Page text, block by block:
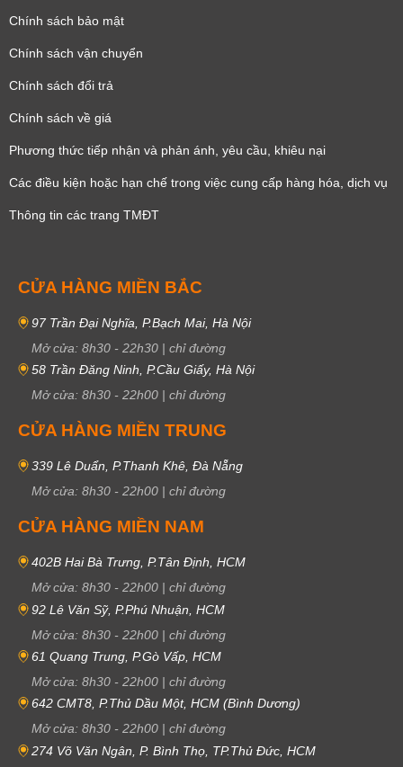
Chính sách bảo mật
Chính sách vận chuyển
Chính sách đổi trả
Chính sách về giá
Phương thức tiếp nhận và phản ánh, yêu cầu, khiêu nại
Các điều kiện hoặc hạn chế trong việc cung cấp hàng hóa, dịch vụ
Thông tin các trang TMĐT
CỬA HÀNG MIỀN BẮC
97 Trần Đại Nghĩa, P.Bạch Mai, Hà Nội
Mở cửa: 8h30 - 22h30 | chỉ đường
58 Trần Đăng Ninh, P.Cầu Giấy, Hà Nội
Mở cửa: 8h30 - 22h00 | chỉ đường
CỬA HÀNG MIỀN TRUNG
339 Lê Duẩn, P.Thanh Khê, Đà Nẵng
Mở cửa: 8h30 - 22h00 | chỉ đường
CỬA HÀNG MIỀN NAM
402B Hai Bà Trưng, P.Tân Định, HCM
Mở cửa: 8h30 - 22h00 | chỉ đường
92 Lê Văn Sỹ, P.Phú Nhuận, HCM
Mở cửa: 8h30 - 22h00 | chỉ đường
61 Quang Trung, P.Gò Vấp, HCM
Mở cửa: 8h30 - 22h00 | chỉ đường
642 CMT8, P.Thủ Dầu Một, HCM (Bình Dương)
Mở cửa: 8h30 - 22h00 | chỉ đường
274 Võ Văn Ngân, P. Bình Thọ, TP.Thủ Đức, HCM